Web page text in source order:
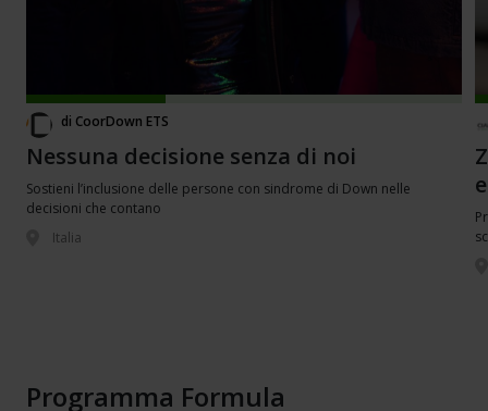
di CoorDown ETS
Nessuna decisione senza di noi
Sostieni l’inclusione delle persone con sindrome di Down nelle
decisioni che contano
Italia
Programma Formula